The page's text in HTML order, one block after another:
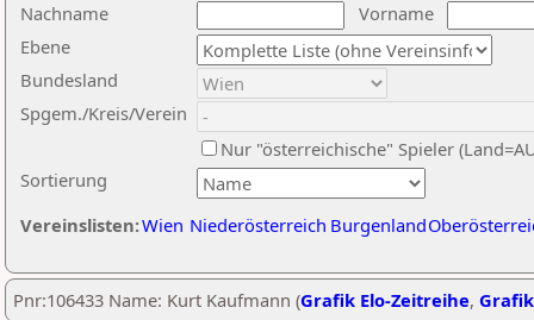
Nachname
Vorname
Ebene
Sortierung
Bundesland
Spgem./Kreis/Verein
Nur "österreichische" Spieler
Vereinslisten:Wien Niederösterreich Burgenland
Pnr:106433 Name: Kurt Kaufmann (Grafik Elo-Zeitreihe,